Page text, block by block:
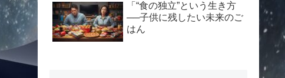
「“食の独立”という生き方
──子供に残したい未来のご
はん